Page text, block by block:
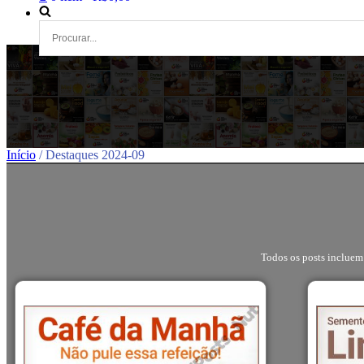
Início / Destaques 2024-09
Todos os posts